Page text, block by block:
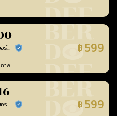
อภิญญาเบอร์มงคล เบอร์สวยเลขศาสตร์ ร้านยืนยันแล้ว ฿ 599
าพ
อภิญญาเบอร์มงคล เบอร์สวยเลขศาสตร์ ร้านยืนยันแล้ว ฿ 599